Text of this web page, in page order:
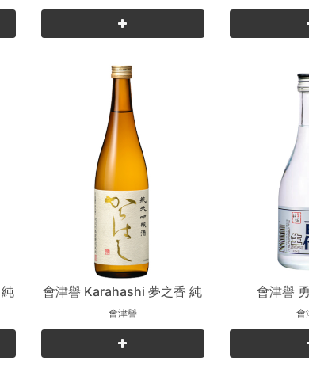
會津譽 Karahashi 夢之香 純
米吟釀
會津譽
會津譽
會